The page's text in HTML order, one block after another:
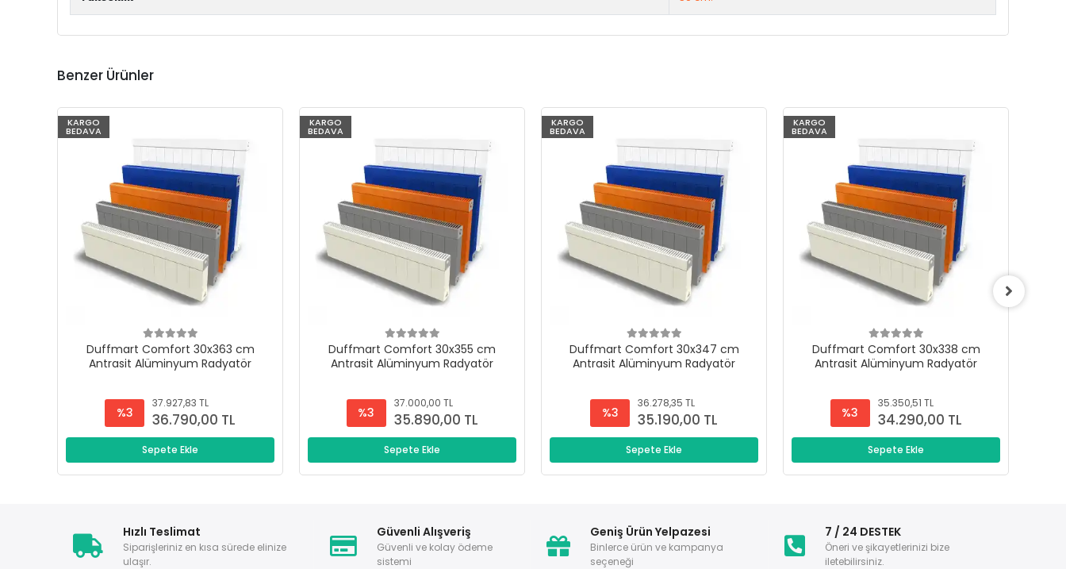
Benzer Ürünler
KARGO
BEDAVA
Duffmart Comfort 30x363 cm
Antrasit Alüminyum Radyatör
%3
37.927,83 TL
36.790,00 TL
Sepete Ekle
KARGO
BEDAVA
Duffmart Comfort 30x355 cm
Antrasit Alüminyum Radyatör
%3
37.000,00 TL
35.890,00 TL
Sepete Ekle
KARGO
BEDAVA
Duffmart Comfort 30x347 cm
Antrasit Alüminyum Radyatör
%3
36.278,35 TL
35.190,00 TL
Sepete Ekle
KARGO
BEDAVA
Duffmart Comfort 30x338 cm
Antrasit Alüminyum Radyatör
%3
35.350,51 TL
34.290,00 TL
Sepete Ekle
Hızlı Teslimat
Siparişleriniz en kısa sürede elinize
ulaşır.
Güvenli Alışveriş
Güvenli ve kolay ödeme
sistemi
Geniş Ürün Yelpazesi
Binlerce ürün ve kampanya
seçeneği
7 / 24 DESTEK
Öneri ve şikayetlerinizi bize
iletebilirsiniz.